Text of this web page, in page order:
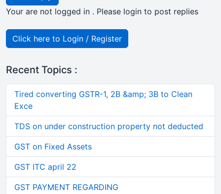
Your are not logged in . Please login to post replies
Click here to Login / Register
Recent Topics :
Tired converting GSTR-1, 2B &amp; 3B to Clean
Exce
TDS on under construction property not deducted
GST on Fixed Assets
GST ITC april 22
GST PAYMENT REGARDING